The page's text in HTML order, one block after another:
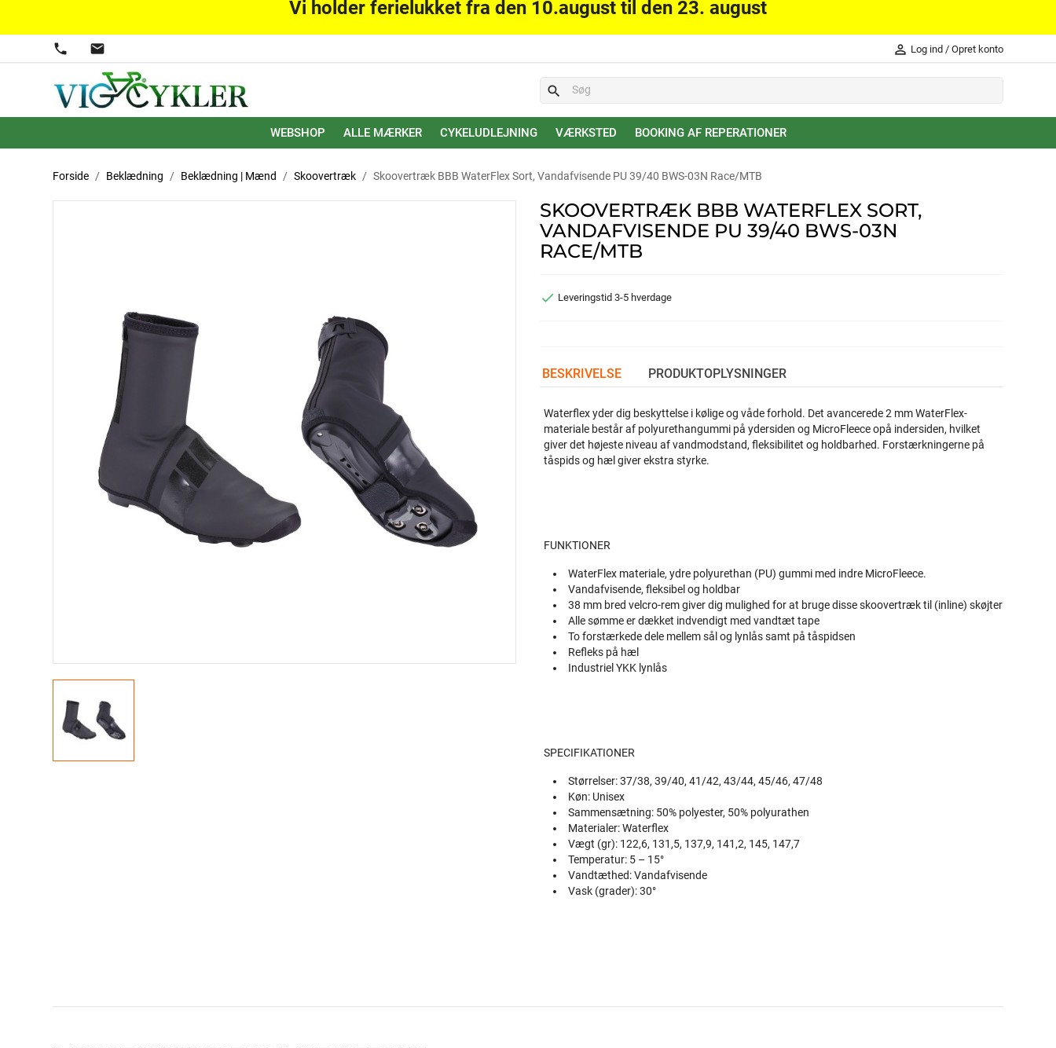
Vi holder ferielukket fra den 10.august til den 23. august
phone mail person_outline Log ind / Opret konto
search
WEBSHOP ALLE MÆRKER CYKELUDLEJNING VÆRKSTED BOOKING AF REPERATIONER
Forside Beklædning Beklædning | Mænd Skoovertræk Skoovertræk BBB WaterFlex Sort, Vandafvisende PU 39/40 BWS-03N Race/MTB
SKOOVERTRÆK BBB WATERFLEX SORT,
VANDAFVISENDE PU 39/40 BWS-03N
RACE/MTB
 Leveringstid 3-5 hverdage
BESKRIVELSE PRODUKTOPLYSNINGER
Waterflex yder dig beskyttelse i kølige og våde forhold. Det avancerede 2 mm WaterFlex-
materiale består af polyurethangummi på ydersiden og MicroFleece opå indersiden, hvilket
giver det højeste niveau af vandmodstand, fleksibilitet og holdbarhed. Forstærkningerne på
tåspids og hæl giver ekstra styrke.
FUNKTIONER
WaterFlex materiale, ydre polyurethan (PU) gummi med indre MicroFleece.
Vandafvisende, fleksibel og holdbar
38 mm bred velcro-rem giver dig mulighed for at bruge disse skoovertræk til (inline) skøjter
Alle sømme er dækket indvendigt med vandtæt tape
To forstærkede dele mellem sål og lynlås samt på tåspidsen
Refleks på hæl
Industriel YKK lynlås
SPECIFIKATIONER
Størrelser: 37/38, 39/40, 41/42, 43/44, 45/46, 47/48
Køn: Unisex
Sammensætning: 50% polyester, 50% polyurathen
Materialer: Waterflex
Vægt (gr): 122,6, 131,5, 137,9, 141,2, 145, 147,7
Temperatur: 5 – 15°
Vandtæthed: Vandafvisende
Vask (grader): 30°